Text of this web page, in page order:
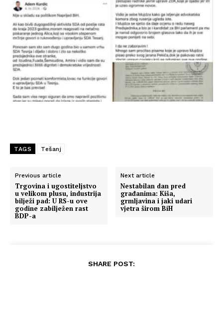
TAGS Tešanj
Previous article
Trgovina i ugostiteljstvo
u velikom plusu, industrija
bilježi pad: U RS-u ove
godine zabilježen rast
BDP-a
Next article
Nestabilan dan pred
građanima: Kiša,
grmljavina i jaki udari
vjetra širom BiH
SHARE POST: